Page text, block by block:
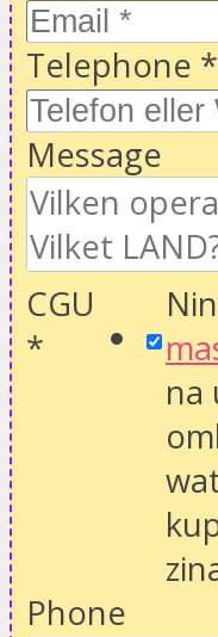
Telephone *
Message
CGU
*
na
Phone